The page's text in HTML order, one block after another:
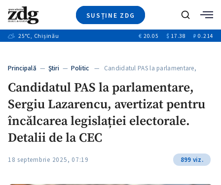
SUSȚINE ZDG
Ştiri
+12
Video
Special
Blog
Caută
25°C, Chișinău € 20.05 $ 17.38 ₽ 0.214
Principală — Ştiri — Politic — Candidatul PAS la parlamentare,
Candidatul PAS la parlamentare,
Sergiu Lazarencu, avertizat pentru
încălcarea legislației electorale.
Detalii de la CEC
18 septembrie 2025, 07:19 899 viz.